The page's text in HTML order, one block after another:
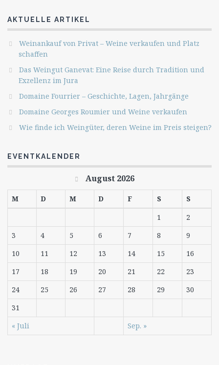
AKTUELLE ARTIKEL
Weinankauf von Privat – Weine verkaufen und Platz
schaffen
Das Weingut Ganevat: Eine Reise durch Tradition und
Exzellenz im Jura
Domaine Fourrier – Geschichte, Lagen, Jahrgänge
Domaine Georges Roumier und Weine verkaufen
Wie finde ich Weingüter, deren Weine im Preis steigen?
EVENTKALENDER
August 2026
M D M D F S
S
1
2
3
4 5 6 7 8
9
10
11 12 13 14 15
16
17
18 19 20 21 22
23
24
25 26 27 28 29
30
31
« Juli
Sep. »